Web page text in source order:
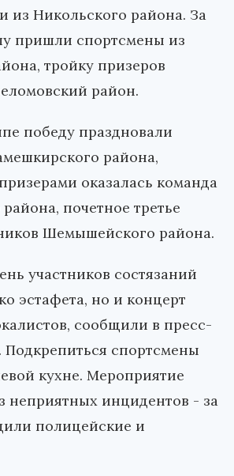
из Никольского района. За
пришли спортсмены из
тройку призеров
район.
победу праздновали
района,
оказалась команда
почетное третье
Шемышейского района.
участников состязаний
эстафета, но и концерт
сообщили в пресс-
спортсмены
кухне. Мероприятие
неприятных инцидентов - за
полицейские и